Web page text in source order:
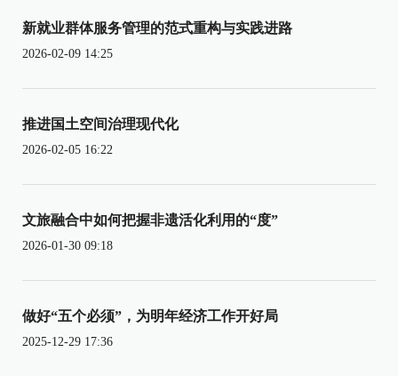
新就业群体服务管理的范式重构与实践进路
2026-02-09 14:25
推进国土空间治理现代化
2026-02-05 16:22
文旅融合中如何把握非遗活化利用的“度”
2026-01-30 09:18
做好“五个必须”，为明年经济工作开好局
2025-12-29 17:36